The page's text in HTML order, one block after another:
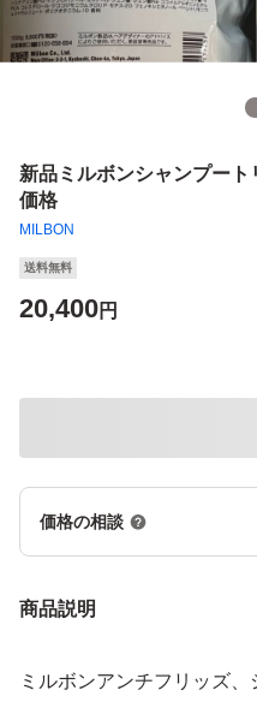
新品ミルボンシャンプート
価格
MILBON
送料無料
20,400円
価格の相談
商品説明
ミルボンアンチフリッズ